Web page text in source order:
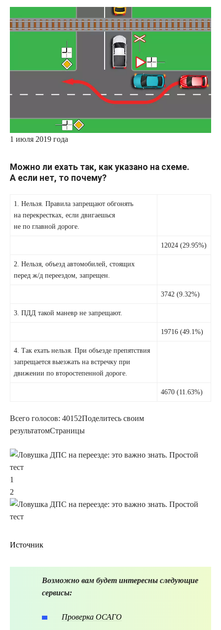
1 июля 2019 года
Можно ли ехать так, как указано на схеме.
А если нет, то почему?
1. Нельзя. Правила запрещают обгонять
на перекрестках, если двигаешься
не по главной дороге.
12024 (29.95%)
2. Нельзя, объезд автомобилей, стоящих
перед ж/д переездом, запрещен.
3742 (9.32%)
3. ПДД такой маневр не запрещают.
19716 (49.1%)
4. Так ехать нельзя. При объезде препятствия
запрещается выезжать на встречку при
движении по второстепенной дороге.
4670 (11.63%)
Всего голосов: 40152Поделитесь своим
результатомСтраницы
1
2
Источник
Возможно вам будет интересны следующие
сервисы:
Проверка ОСАГО